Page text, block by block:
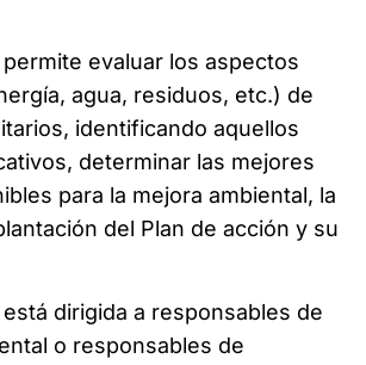
evaluar los aspectos
agua, residuos, etc.) de
identificando aquellos
determinar las mejores
para la mejora ambiental, la
del Plan de acción y su
dirigida a responsables de
o responsables de